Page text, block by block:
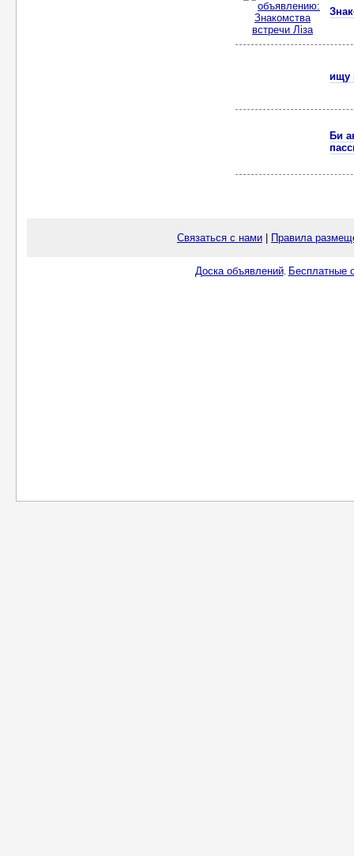
ищу
Би
Связаться с нами Правила
Доска объявлений. Бесплатные